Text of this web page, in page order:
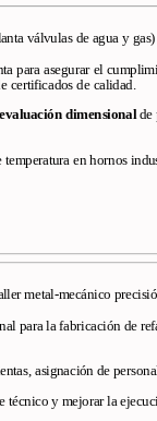
válvulas de agua y gas)
para asegurar el
certificados de calidad.
evaluación dimensionalde
en hornos
metal-mecánico
para la fabricación de
asignación de
técnico y mejorar la
from LinkedIn